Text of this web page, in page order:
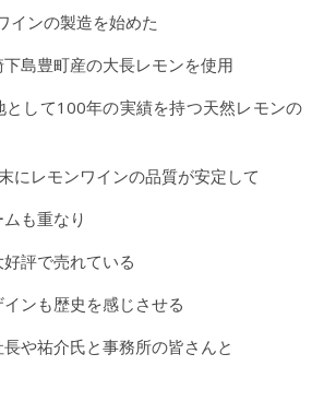
インの製造を始めた
島豊町産の大長レモンを使用
として100年の実績を持つ天然レモンの
にレモンワインの品質が安定して
も重なり
評で売れている
ンも歴史を感じさせる
や祐介氏と事務所の皆さんと